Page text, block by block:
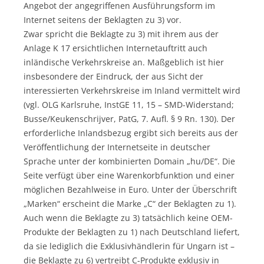
Angebot der angegriffenen Ausführungsform im
Internet seitens der Beklagten zu 3) vor.
Zwar spricht die Beklagte zu 3) mit ihrem aus der
Anlage K 17 ersichtlichen Internetauftritt auch
inländische Verkehrskreise an. Maßgeblich ist hier
insbesondere der Eindruck, der aus Sicht der
interessierten Verkehrskreise im Inland vermittelt wird
(vgl. OLG Karlsruhe, InstGE 11, 15 – SMD-Widerstand;
Busse/Keukenschrijver, PatG, 7. Aufl. § 9 Rn. 130). Der
erforderliche Inlandsbezug ergibt sich bereits aus der
Veröffentlichung der Internetseite in deutscher
Sprache unter der kombinierten Domain „hu/DE“. Die
Seite verfügt über eine Warenkorbfunktion und einer
möglichen Bezahlweise in Euro. Unter der Überschrift
„Marken“ erscheint die Marke „C“ der Beklagten zu 1).
Auch wenn die Beklagte zu 3) tatsächlich keine OEM-
Produkte der Beklagten zu 1) nach Deutschland liefert,
da sie lediglich die Exklusivhändlerin für Ungarn ist –
die Beklagte zu 6) vertreibt C-Produkte exklusiv in